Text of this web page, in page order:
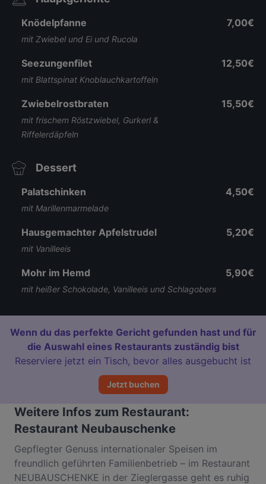
Knödelpfanne
mit Zwiebel und Ei und Rucola
7,00€
Seezungenfilet
mit Blattspinat Knoblauchkartoffeln
12,50€
Zwiebelrostbraten
mit frischem Röstzwiebel, Gurkerl &
Riffelerdäpfeln
15,50€
Dessert
Palatschinken
mit Marillenmarmelade
4,50€
Hausgemachter Apfelstrudel
mit Vanilleeis
5,20€
Mohr im Hemd
mit heißer Schokolade, Vanilleeis und Schlagobers
5,90€
Wenn du das perfekte Gericht gefunden hast und für
die Auswahl eines Restaurants zuständig bist
Reserviere jetzt ein Tisch, bevor alles ausgebucht ist
Jetzt buchen
Weitere Infos zum Restaurant:
Restaurant Neubauschenke
Gepflegter Genuss internationaler Speisen im
freundlich geführten Familienbetrieb – im Restaurant
NEUBAUSCHENKE in der Zieglergasse geht es ruhig